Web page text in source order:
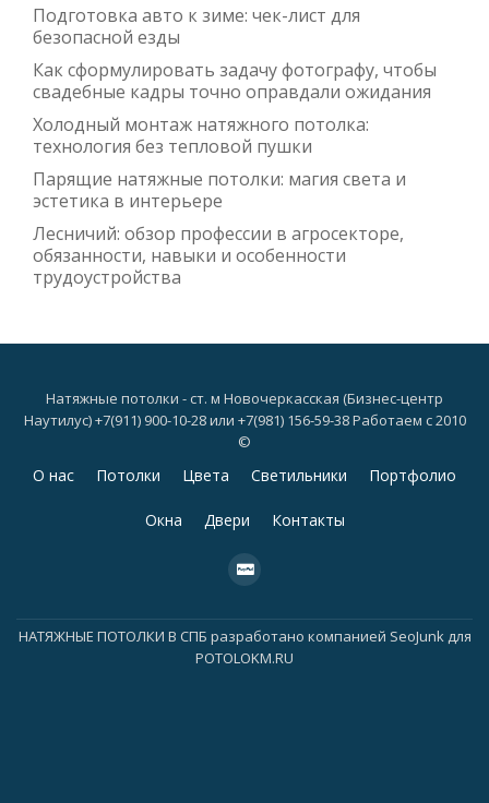
Подготовка авто к зиме: чек-лист для
безопасной езды
Как сформулировать задачу фотографу, чтобы
свадебные кадры точно оправдали ожидания
Холодный монтаж натяжного потолка:
технология без тепловой пушки
Парящие натяжные потолки: магия света и
эстетика в интерьере
Лесничий: обзор профессии в агросекторе,
обязанности, навыки и особенности
трудоустройства
Натяжные потолки - ст. м Новочеркасская (Бизнес-центр
Наутилус) +7(911) 900-10-28 или +7(981) 156-59-38 Работаем с 2010
©
Дополнительное
О нас Потолки Цвета Светильники Портфолио
Окна Двери Контакты
fa-
cc-
НАТЯЖНЫЕ ПОТОЛКИ В СПБ разработано компанией SeoJunk для
POTOLOKM.RU